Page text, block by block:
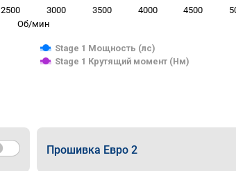
Об/мин
Stage 1 Мощность (лс)
Stage 1 Крутящий момент (Нм)
2500 3000 3500 4000 4500
Прошивка Евро 2